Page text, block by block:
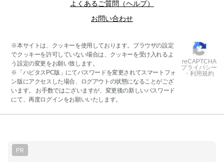
よくあるご質問（ヘルプ）
お問い合わせ
※本サイトは、クッキーを使用しております。ブラウザの設定
でクッキーを許可していない場合は、クッキーを受け入れるよ
う設定の変更をお願い致します。
※「ハピタスPC版」にてパスワードを変更されてスマートフォ
ン版にアクセスした場合、ログアウトの状態になることがござ
います。 お手数ではございますが、変更後の新しいパスワード
にて、再度ログインをお願いいたします。
reCAPTCHA
プライバシー
・利用規約
PR